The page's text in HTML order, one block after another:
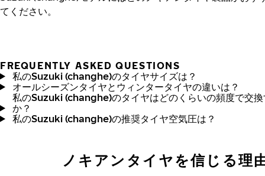
てください。
FREQUENTLY ASKED QUESTIONS
私のSuzuki (changhe)のタイヤサイズは？
オールシーズンタイヤとウィンタータイヤの違いは？
私のSuzuki (changhe)のタイヤはどのくらいの頻度で交
か？
私のSuzuki (changhe)の推奨タイヤ空気圧は？
ノキアンタイヤを信じる理